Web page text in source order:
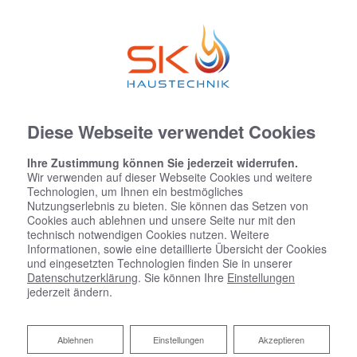
Diese Webseite verwendet Cookies
Ihre Zustimmung können Sie jederzeit widerrufen.
Wir verwenden auf dieser Webseite Cookies und weitere
Technologien, um Ihnen ein bestmögliches
Nutzungserlebnis zu bieten. Sie können das Setzen von
Cookies auch ablehnen und unsere Seite nur mit den
technisch notwendigen Cookies nutzen. Weitere
Informationen, sowie eine detaillierte Übersicht der Cookies
und eingesetzten Technologien finden Sie in unserer
Datenschutzerklärung. Sie können Ihre Einstellungen
jederzeit ändern.
Akzeptieren
Einstellungen
Ablehnen
Ablehnen